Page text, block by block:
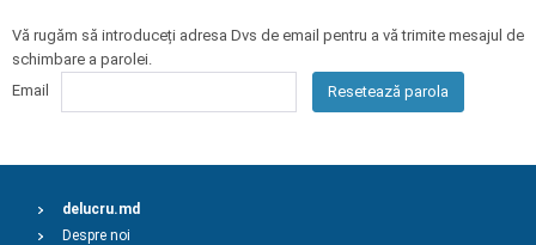
Vă rugăm să introduceți adresa Dvs de email pentru a vă trimite mesajul de
schimbare a parolei.
Email
Resetează parola
delucru.md
Despre noi